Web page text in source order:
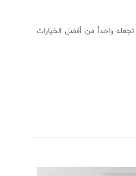
تجعله واحداً من أفضل الخيارات